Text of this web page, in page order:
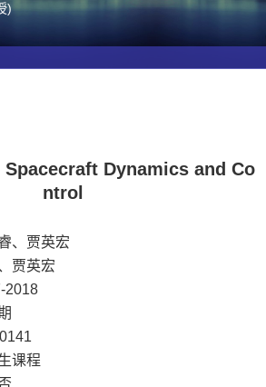
)
Dynamics and Co
ntrol
、贾英宏
贾英宏
2018
课程